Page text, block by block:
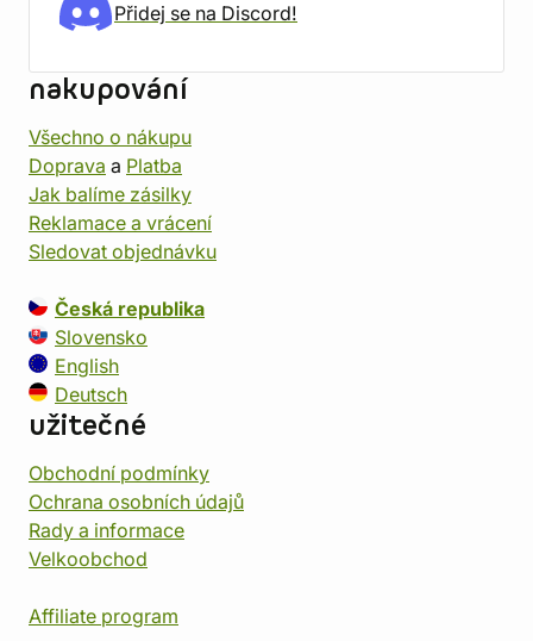
Přidej se na Discord!
nakupování
Všechno o nákupu
Doprava a Platba
Jak balíme zásilky
Reklamace a vrácení
Sledovat objednávku
Česká republika
Slovensko
English
Deutsch
užitečné
Obchodní podmínky
Ochrana osobních údajů
Rady a informace
Velkoobchod
Affiliate program